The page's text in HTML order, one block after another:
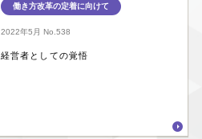
働き方改革の定着に向けて
2022年5月 No.538
経営者としての覚悟